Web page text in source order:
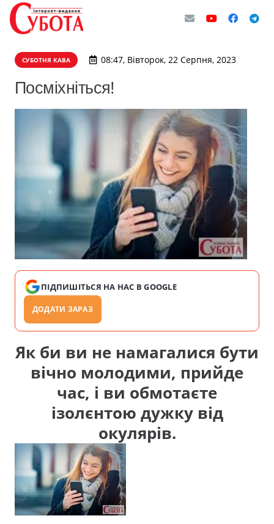
СУБОТНЯ КАВА 08:47, Вівторок, 22 Серпня, 2023
Посміхніться!
ПІДПИШІТЬСЯ НА НАС В GOOGLE
ДОДАТИ ЗАРАЗ
Як би ви не намагалися бути
вічно молодими, прийде
час, і ви обмотаєте
ізолєнтою дужку від
окулярів.